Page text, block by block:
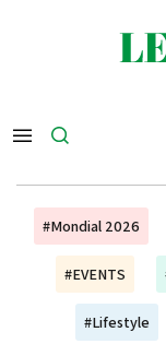
#Mondial 2026
#EVENTS
#Lifestyle